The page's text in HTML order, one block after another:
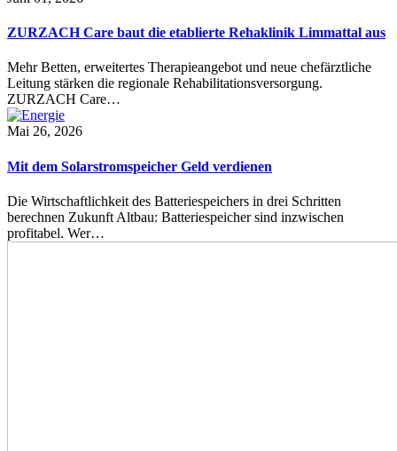
ZURZACH Care baut die etablierte Rehaklinik Limmattal aus
Mehr Betten, erweitertes Therapieangebot und neue chefärztliche
Leitung stärken die regionale Rehabilitationsversorgung.
ZURZACH Care…
Mai 26, 2026
Mit dem Solarstromspeicher Geld verdienen
Die Wirtschaftlichkeit des Batteriespeichers in drei Schritten
berechnen Zukunft Altbau: Batteriespeicher sind inzwischen
profitabel. Wer…